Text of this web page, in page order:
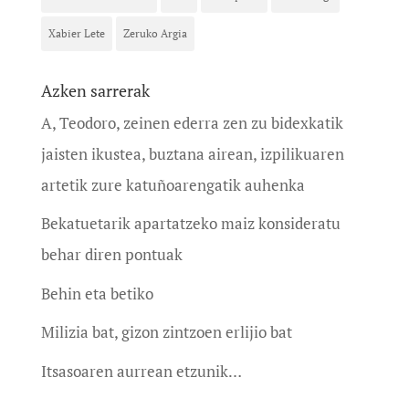
Xabier Lete Zeruko Argia
Azken sarrerak
A, Teodoro, zeinen ederra zen zu bidexkatik
jaisten ikustea, buztana airean, izpilikuaren
artetik zure katuñoarengatik auhenka
Bekatuetarik apartatzeko maiz konsideratu
behar diren pontuak
Behin eta betiko
Milizia bat, gizon zintzoen erlijio bat
Itsasoaren aurrean etzunik…